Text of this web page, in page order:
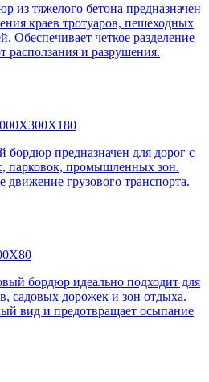
тяжелого бетона предназначен
краев тротуаров, пешеходных
Обеспечивает четкое разделение
расползания и разрушения.
предназначен для дорог с
парковок, промышленных зон.
грузового транспорта.
бордюр идеально подходит для
садовых дорожек и зон отдыха.
вид и предотвращает осыпание